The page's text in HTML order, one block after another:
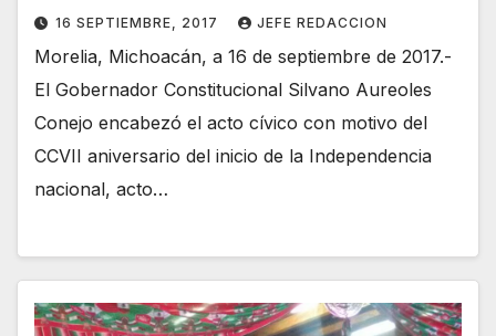
16 SEPTIEMBRE, 2017 JEFE REDACCION
Morelia, Michoacán, a 16 de septiembre de 2017.-
El Gobernador Constitucional Silvano Aureoles
Conejo encabezó el acto cívico con motivo del
CCVII aniversario del inicio de la Independencia
nacional, acto…